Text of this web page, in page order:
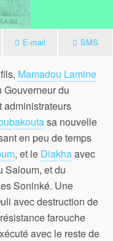
E-mail SMS
Mamadou Lamine
du
administrateurs
sa nouvelle
en peu de temps
, et le Diakhaavec
Saloum, et du
Soninké. Une
avec destruction de
farouche
avec le reste de